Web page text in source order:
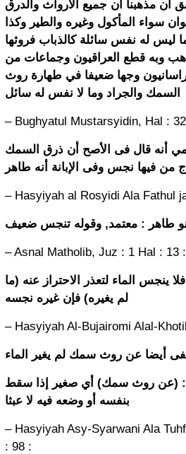
أن مذهبنا أن جميع الارواث والدرق
سواء المأكول وغيره والطير وكذا
ليس له نفس سائلة كالذباب فروثها
وبه قطع العراقيون وجماعات من
وجها ضعيفا في طهارة روث
السمك والجراد وما لا نفس له سائل
– Bughyatul Mustarsyidin, Hal :
أنه قال فى الأصح أن ذرق السمك
من فيها نجس وفى الإبانة أنه طاهر
– Hasyiyah al Rosyidi Ala Fathul
طاهر : معتمد, وقوله تنجس ضعيف
– Asnal Matholib, Juz : 1 Hal : 13 :
الماء لتعذر الاحتراز عنه (ما
لم يغيره) فإن غيره نجسه
– Hasyiyah Al-Bujairomi Alal-
أيضا عن روث سمك لم يغير الماء
(عن روث سمك) أي صغير إذا سقط
بنفسه أو وضعه فيه لا عبثا
– Hasyiyah Asy-Syarwani Ala
: 98 :